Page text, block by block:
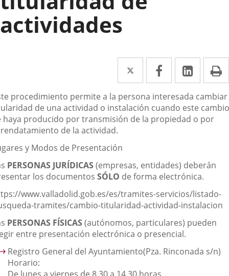
actividades
Twitter
Enlace
a
una
aplicación
Facebook
Enlace
a
una
aplicación
Enlace
a
una
procedimiento permite a la persona interesada cambiar
de una actividad o instalación cuando este cambio
haya producido por transmisión de la propiedad o por
de la actividad.
y Modos de Presentación
PERSONAS JURÍDICAS(empresas, entidades) deberán
los documentos SÓLO de forma electrónica.
www.valladolid.gob.es/es/tramites-servicios/listado-
tramites/cambio-titularidad-actividad-instalacion
PERSONAS FÍSICAS(autónomos, particulares) pueden
entre presentación electrónica o presencial.
Registro General del Ayuntamiento(Pza. Rinconada s/n)
Horario: